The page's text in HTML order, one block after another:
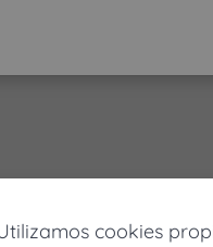
cookies